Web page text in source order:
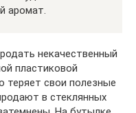
аромат.
некачественный
пластиковой
теряет свои полезные
в стеклянных